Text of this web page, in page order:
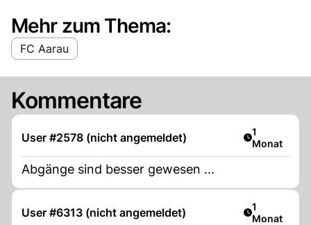
Mehr zum Thema:
FC Aarau
Kommentare
User #2578 (nicht angemeldet) Artikel
1
Monat
Abgänge sind besser gewesen ...
User #6313 (nicht angemeldet) Artikel
1
Monat